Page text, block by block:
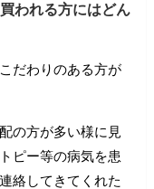
われる方にはどん
だわりのある方が
の方が多い様に見
ピー等の病気を患
絡してきてくれた